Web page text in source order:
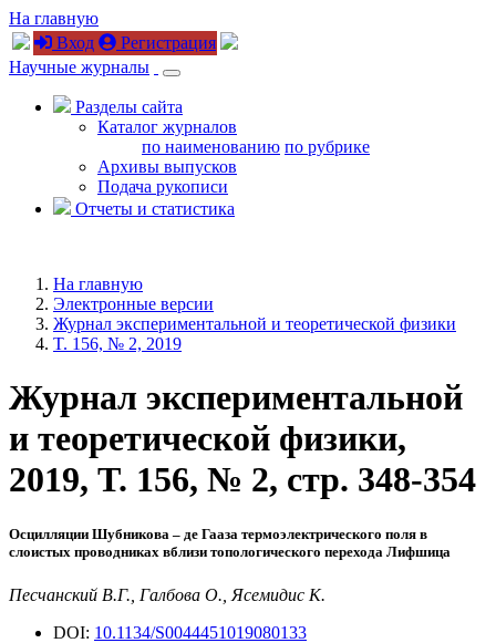
На главную
Вход
Регистрация
Научные журналы
Разделы сайта
Каталог журналов
по наименованию по рубрике
Архивы выпусков
Подача рукописи
Отчеты и статистика
На главную
Электронные версии
Журнал экспериментальной и теоретической физики
T. 156, № 2, 2019
Журнал экспериментальной
и теоретической физики,
2019, T. 156, № 2, стр. 348-354
Осцилляции Шубникова – де Гааза термоэлектрического поля в
слоистых проводниках вблизи топологического перехода Лифшица
Песчанский В.Г., Галбова О., Ясемидис К.
DOI: 10.1134/S0044451019080133